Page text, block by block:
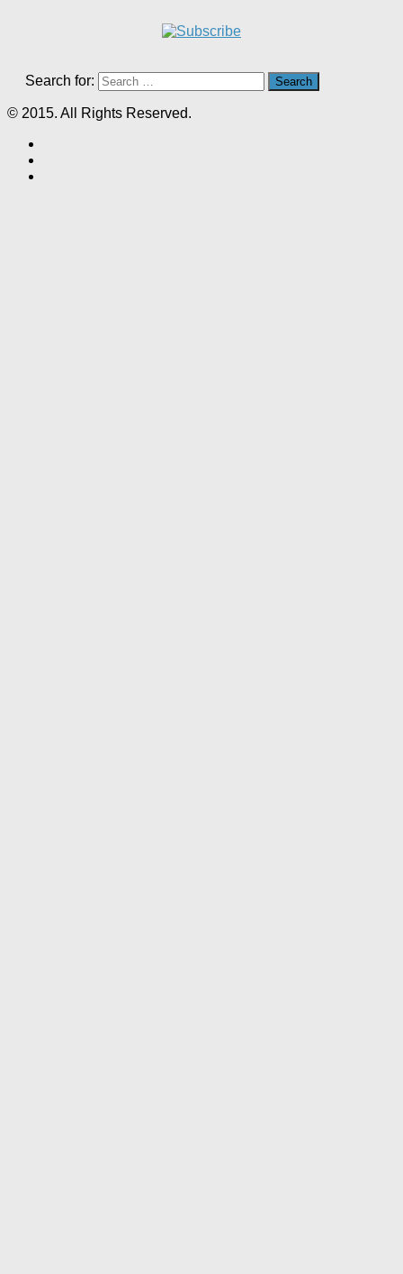
Search for:
© 2015. All Rights Reserved.